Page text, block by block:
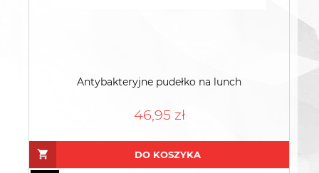
Antybakteryjne pudełko na lunch
46,95 zł
DO KOSZYKA